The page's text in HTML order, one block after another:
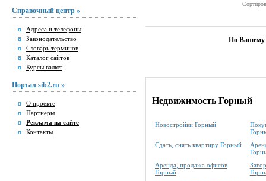
Справочный центр »
Адреса и телефоны
Законодательство
Словарь терминов
Каталог сайтов
Курсы валют
Портал sib2.ru »
О проекте
Партнеры
Реклама на сайте
Контакты
По Вашему
Недвижимость Горный
Новостройки Горный
Сдать, снять квартиру Горный
Аренда, продажа офисов
Горный